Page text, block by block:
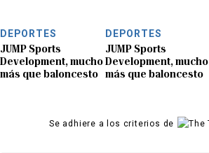
DEPORTES
JUMP Sports
Development, mucho
más que baloncesto
DEPORTES
JUMP Sports
Development, mucho
más que baloncesto
Se adhiere a los criterios de